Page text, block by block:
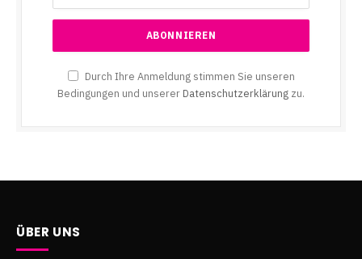
Durch Ihre Anmeldung stimmen Sie unseren
Bedingungen und unserer Datenschutzerklärung zu.
ÜBER UNS